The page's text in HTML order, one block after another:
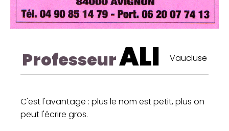
ProfesseurALI Vaucluse
C'est l'avantage : plus le nom est petit, plus on
peut l'écrire gros.